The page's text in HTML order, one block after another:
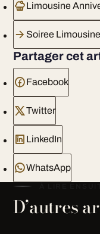
Limousine
Soiree Limousine
Partager cet
Facebook
Twitter
LinkedIn
WhatsApp
D’autres